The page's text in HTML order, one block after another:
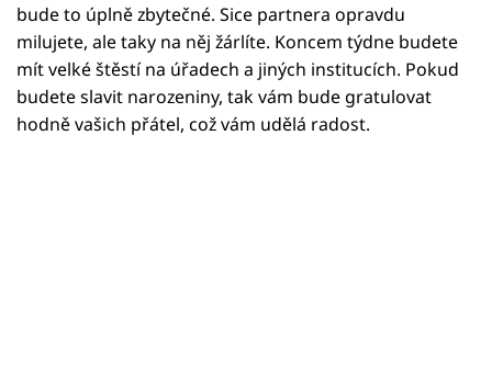
Filmový festival Karlovy Vary
Pořady
Mámy sobě
bude to úplně zbytečné. Sice partnera opravdu
milujete, ale taky na něj žárlíte. Koncem týdne budete
mít velké štěstí na úřadech a jiných institucích. Pokud
budete slavit narozeniny, tak vám bude gratulovat
hodně vašich přátel, což vám udělá radost.